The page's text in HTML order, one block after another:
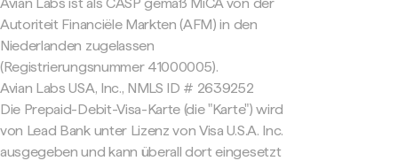
Autoriteit Financiële Markten (AFM) in den
Niederlanden zugelassen
(Registrierungsnummer 41000005).
Avian Labs USA, Inc., NMLS ID # 2639252
Die Prepaid-Debit-Visa-Karte (die "Karte") wird
von Lead Bank unter Lizenz von Visa U.S.A. Inc.
ausgegeben und kann überall dort eingesetzt